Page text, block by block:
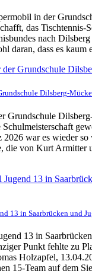
in der
das Tischtennis-
nach
daran, dass es kaum
Dilsberg-
Grundschule
2026 war es wieder
die von Kurt Armitter
13 in Saarbrücken und
13 in
Punkt fehlte zu
Holzapfel,
15-Team auf dem